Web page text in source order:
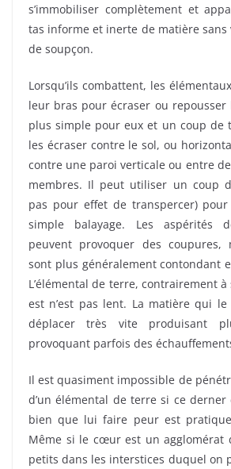
s’immobiliser complètement et
tas informe et inerte de matière
de soupçon.
Lorsqu’ils combattent, les
leur bras pour écraser ou repousser
plus simple pour eux et un coup de
les écraser contre le sol, ou
contre une paroi verticale ou entre
membres. Il peut utiliser un coup
pas pour effet de transpercer)
simple balayage. Les aspérités
peuvent provoquer des coupures,
sont plus généralement contondant
L’élémental de terre, contrairement
est n’est pas lent. La matière qui le
déplacer très vite produisant
provoquant parfois des
Il est quasiment impossible de
d’un élémental de terre si ce
bien que lui faire peur est
Même si le cœur est un agglomérat
petits dans les interstices duquel on